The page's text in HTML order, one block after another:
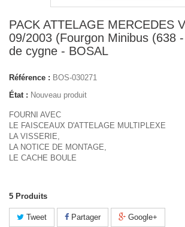
PACK ATTELAGE MERCEDES
09/2003 (Fourgon Minibus (638
de cygne - BOSAL
Référence : BOS-030271
État : Nouveau produit
FOURNI AVEC
LE FAISCEAUX D'ATTELAGE MULTIPLEXE
LA VISSERIE,
LA NOTICE DE MONTAGE,
LE CACHE BOULE
5 Produits
Tweet Partager Google+